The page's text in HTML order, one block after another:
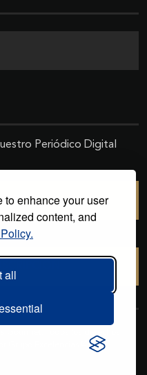
to enhance your user
content, and
all
Periódico Digital
.